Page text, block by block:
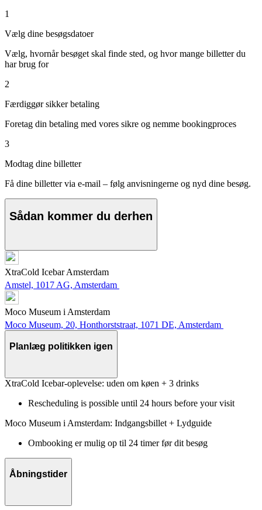
1
Vælg dine besøgsdatoer
Vælg, hvornår besøget skal finde sted, og hvor mange billetter du
har brug for
2
Færdiggør sikker betaling
Foretag din betaling med vores sikre og nemme bookingproces
3
Modtag dine billetter
Få dine billetter via e-mail – følg anvisningerne og nyd dine besøg.
Sådan kommer du derhen
XtraCold Icebar Amsterdam
Amstel, 1017 AG, Amsterdam
Moco Museum i Amsterdam
Moco Museum, 20, Honthorststraat, 1071 DE, Amsterdam
Planlæg politikken igen
XtraCold Icebar-oplevelse: uden om køen + 3 drinks
Rescheduling is possible until 24 hours before your visit
Moco Museum i Amsterdam: Indgangsbillet + Lydguide
Ombooking er mulig op til 24 timer før dit besøg
Åbningstider